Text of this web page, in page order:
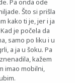
Pa onda ode
Što si prišla
kako ti je, jer i ja
je počela da
samo po liku i u
a ja u šoku. Pa
kažem
imao mobilni,